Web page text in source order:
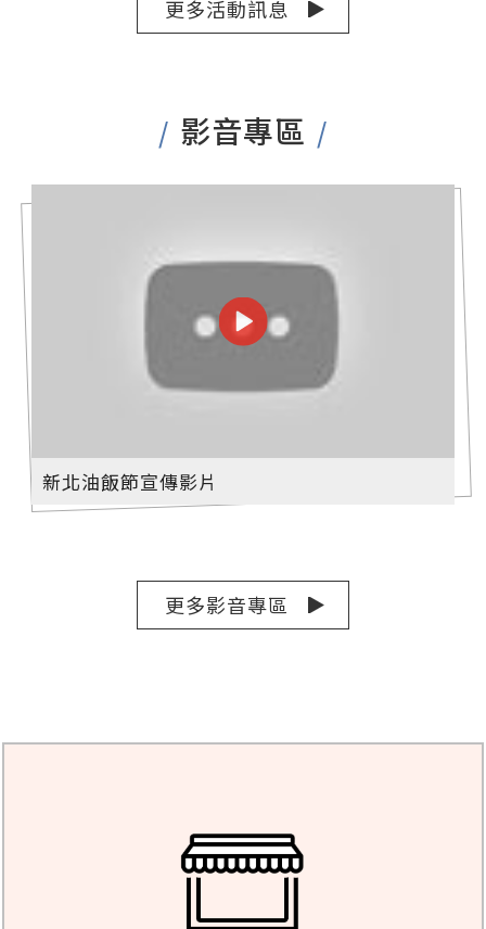
更多活動訊息
/ 影音專區 /
新北油飯節宣傳影片
更多影音專區